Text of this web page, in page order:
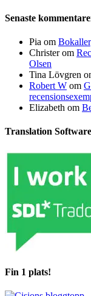
Senaste
Pia om
Christerom
Olsen
Tina Lövgren
Robert W om
Elizabeth om
Translation Software
Fin 1 plats!